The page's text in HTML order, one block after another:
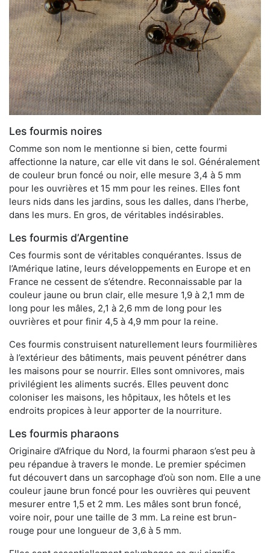
Les fourmis noires
Comme son nom le mentionne si bien, cette fourmi
affectionne la nature, car elle vit dans le sol. Généralement
de couleur brun foncé ou noir, elle mesure 3,4 à 5 mm
pour les ouvrières et 15 mm pour les reines. Elles font
leurs nids dans les jardins, sous les dalles, dans l’herbe,
dans les murs. En gros, de véritables indésirables.
Les fourmis d’Argentine
Ces fourmis sont de véritables conquérantes. Issus de
l’Amérique latine, leurs développements en Europe et en
France ne cessent de s’étendre. Reconnaissable par la
couleur jaune ou brun clair, elle mesure 1,9 à 2,1 mm de
long pour les mâles, 2,1 à 2,6 mm de long pour les
ouvrières et pour finir 4,5 à 4,9 mm pour la reine.
Ces fourmis construisent naturellement leurs fourmilières
à l’extérieur des bâtiments, mais peuvent pénétrer dans
les maisons pour se nourrir. Elles sont omnivores, mais
privilégient les aliments sucrés. Elles peuvent donc
coloniser les maisons, les hôpitaux, les hôtels et les
endroits propices à leur apporter de la nourriture.
Les fourmis pharaons
Originaire d’Afrique du Nord, la fourmi pharaon s’est peu à
peu répandue à travers le monde. Le premier spécimen
fut découvert dans un sarcophage d’où son nom. Elle a une
couleur jaune brun foncé pour les ouvrières qui peuvent
mesurer entre 1,5 et 2 mm. Les mâles sont brun foncé,
voire noir, pour une taille de 3 mm. La reine est brun-
rouge pour une longueur de 3,6 à 5 mm.